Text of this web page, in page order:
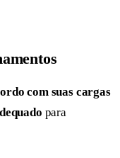
com suas cargas
para